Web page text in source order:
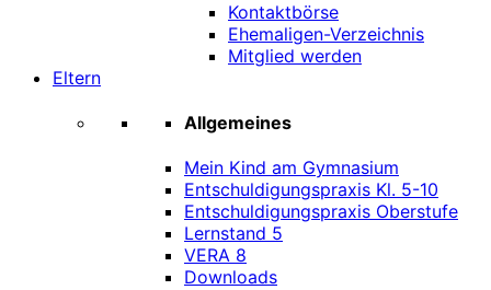
Kontaktbörse
Ehemaligen-Verzeichnis
Mitglied werden
Eltern
Allgemeines
Mein Kind am Gymnasium
Entschuldigungspraxis Kl. 5-10
Entschuldigungspraxis Oberstufe
Lernstand 5
VERA 8
Downloads